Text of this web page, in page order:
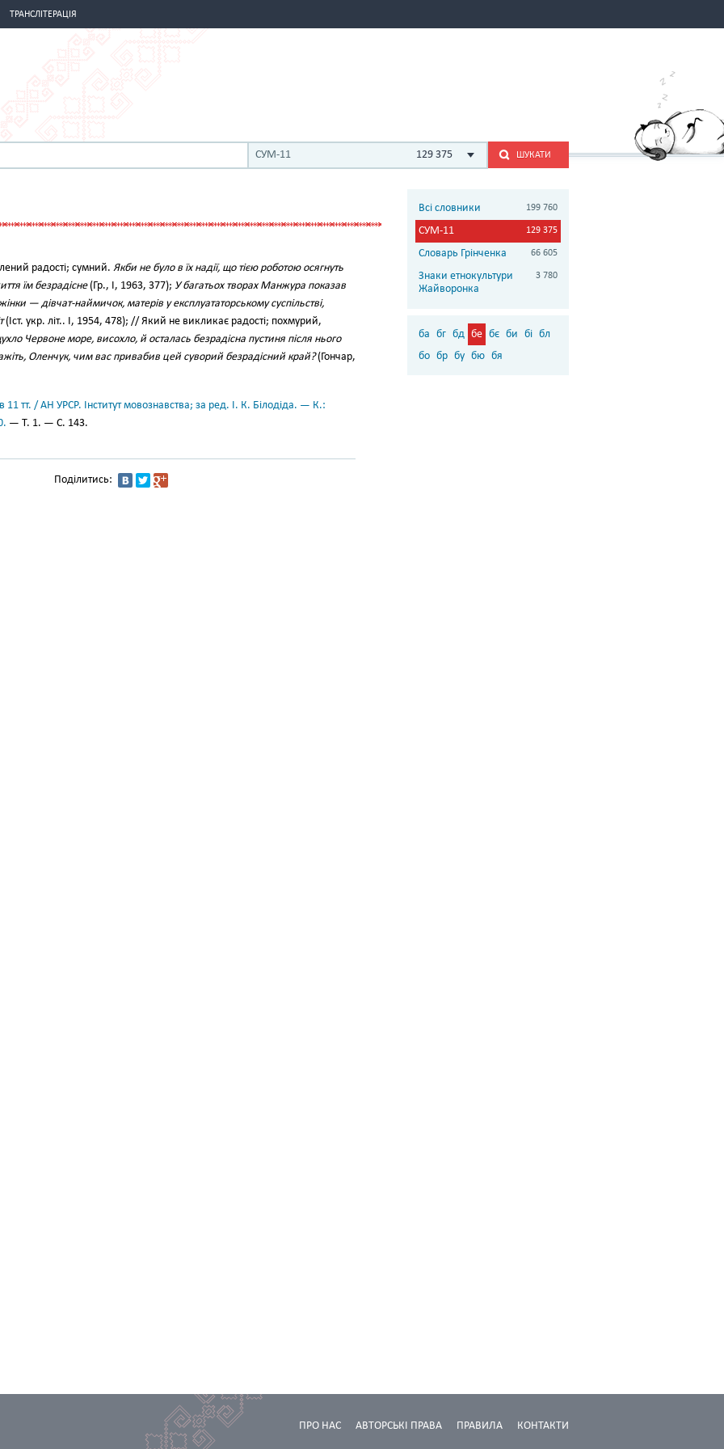
ТРАНСЛІТЕРАЦІЯ
СУМ-11 129 375 ШУКАТИ
радості; сумний. Якби не було в їх надії, що тією роботою осягнуть
їм безрадісне(Гр., І, 1963, 377); У багатьох творах Манжура показав
— дівчат-наймичок, матерів у експлуататорському суспільстві,
(Іст. укр. літ.. І, 1954, 478); // Який не викликає радості; похмурий,
Червоне море, висохло, й осталась безрадісна пустиня після нього
Оленчук, чим вас привабив цей суворий безрадісний край?(Гончар,
11 тт. / АН УРСР. Інститут мовознавства; за ред. І. К. Білодіда. — К.:
— Т. 1. — С. 143.
Поділитись:
Всі словники 199 760
СУМ-11 129 375
Словарь Грінченка 66 605
Знаки етнокультури
Жайворонка
3 780
ба бг бд бе бє би бі бл
бо бр бу бю бя
КОНТАКТИ
ПРАВИЛА
АВТОРСЬКІ ПРАВА
ПРО НАС